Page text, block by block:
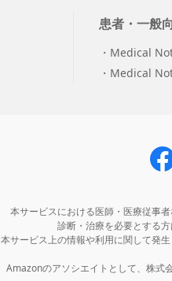
患者・一般
Medical
Medical
本サービスにおける医師・医療従事
診断・治療を必要とする
本サービス上の情報や利用に関して発
Amazonのアソシエイトとして、株式